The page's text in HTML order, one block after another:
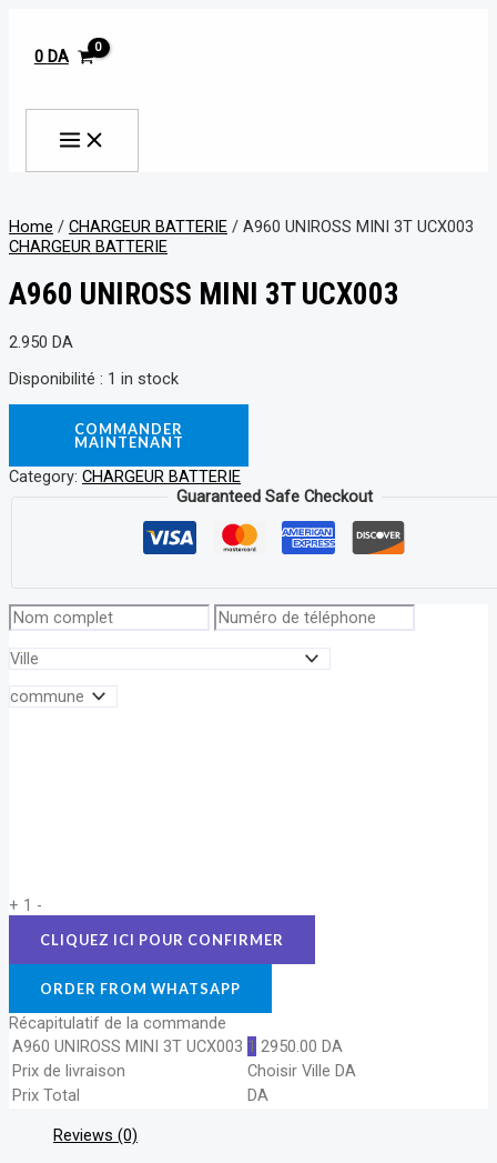
contenu
0 DA
Home / CHARGEUR BATTERIE / A960 UNIROSS MINI 3T UCX003
CHARGEUR BATTERIE
A960 UNIROSS MINI 3T UCX003
2.950 DA
Disponibilité : 1 in stock
MINI
quantity
COMMANDER
MAINTENANT
Category: CHARGEUR BATTERIE
Guaranteed Safe Checkout
+ 1 -
ORDER FROM WHATSAPP
Récapitulatif de la commande
A960 UNIROSS MINI 3T UCX003 1 2950.00 DA
Prix de livraison
Choisir Ville DA
Prix Total
DA
Reviews (0)